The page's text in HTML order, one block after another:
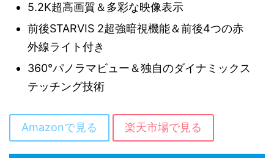
5.2K超高画質＆多彩な映像表示
前後STARVIS 2超強暗視機能＆前後4つの赤
外線ライト付き
360°パノラマビュー＆独自のダイナミックス
テッチング技術
Amazonで見る 楽天市場で見る